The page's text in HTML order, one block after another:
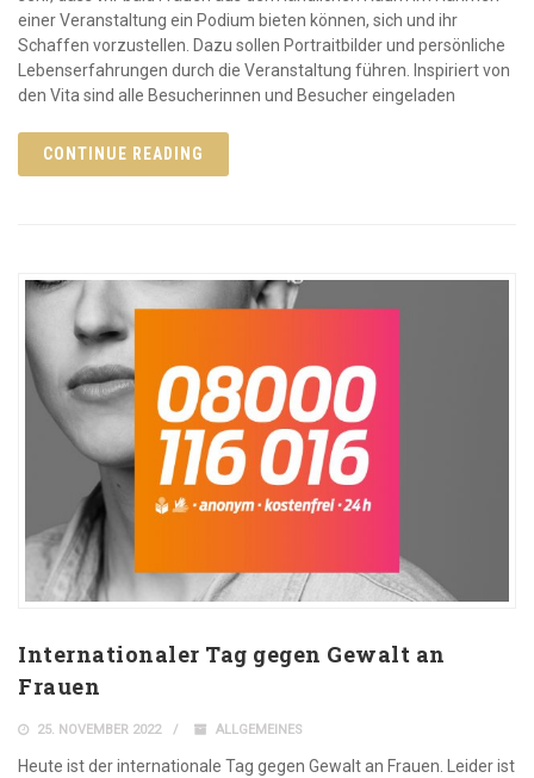
einer Veranstaltung ein Podium bieten können, sich und ihr
Schaffen vorzustellen. Dazu sollen Portraitbilder und persönliche
Lebenserfahrungen durch die Veranstaltung führen. Inspiriert von
den Vita sind alle Besucherinnen und Besucher eingeladen
CONTINUE READING
Internationaler Tag gegen Gewalt an
Frauen
25. NOVEMBER 2022 ALLGEMEINES
Heute ist der internationale Tag gegen Gewalt an Frauen. Leider ist